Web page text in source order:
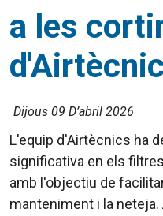
a les
Dijous 09 D’abril 2026
L'equip d'Airtècnics ha
significativa en els
amb l'objectiu de facilitar
manteniment i la